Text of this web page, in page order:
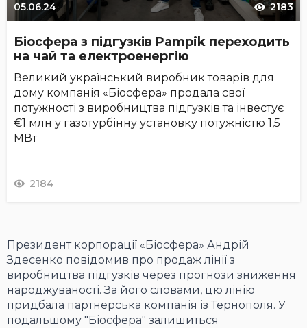
05.06.24 2183
Біосфера з підгузків Pampik переходить
на чай та електроенергію
Великий український виробник товарів для
дому компанія «Біосфера» продала свої
потужності з виробництва підгузків та інвестує
€1 млн у газотурбінну установку потужністю 1,5
МВт
2184
Президент корпорації «Біосфера» Андрій
Здесенко повідомив про продаж лінії з
виробництва підгузків через прогнози зниження
народжуваності. За його словами, цю лінію
придбала партнерська компанія із Тернополя. У
подальшому "Біосфера" залишиться